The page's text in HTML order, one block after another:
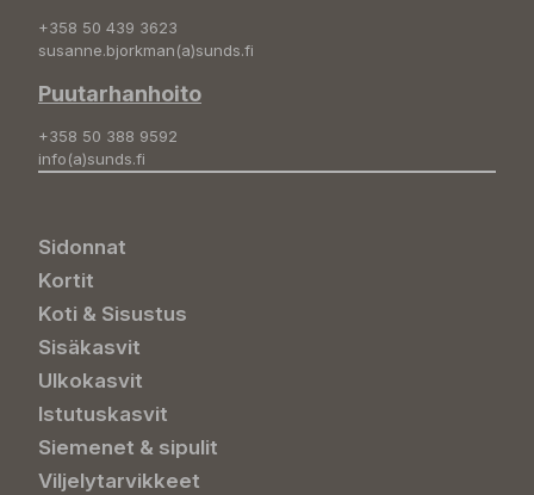
+358 50 439 3623
susanne.bjorkman(a)sunds.fi
Puutarhanhoito
+358 50 388 9592
info(a)sunds.fi
Sidonnat
Kortit
Koti & Sisustus
Sisäkasvit
Ulkokasvit
Istutuskasvit
Siemenet & sipulit
Viljelytarvikkeet